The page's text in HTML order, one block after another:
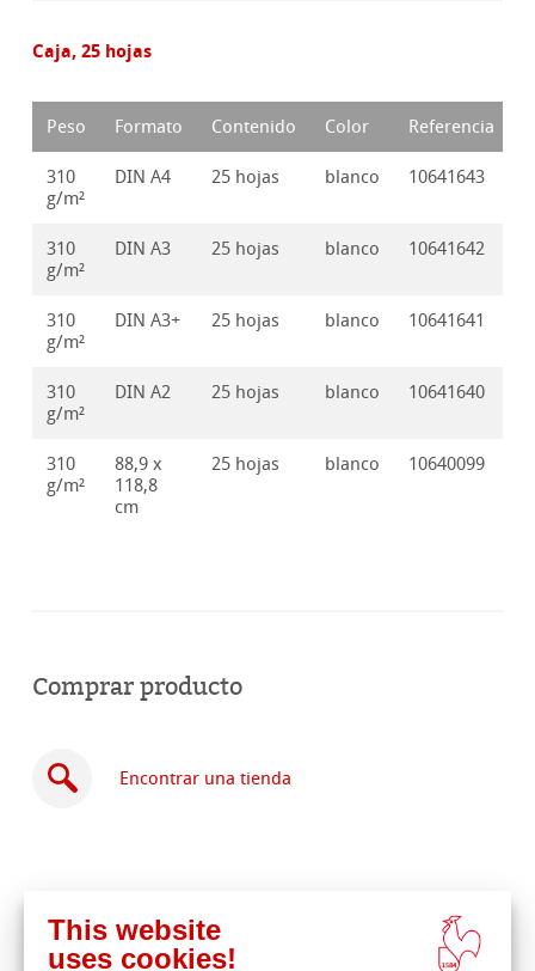
Caja, 25 hojas
Peso Formato Contenido Color Referencia
310
g/m²
DIN A4 25 hojas blanco 10641643
310
g/m²
DIN A3 25 hojas blanco 10641642
310
g/m²
DIN A3+ 25 hojas blanco 10641641
310
g/m²
DIN A2 25 hojas blanco 10641640
310
g/m²
88,9 x
118,8
cm
25 hojas blanco 10640099
Comprar producto
Encontrar una tienda
Comprar
en
This website
uses cookies!